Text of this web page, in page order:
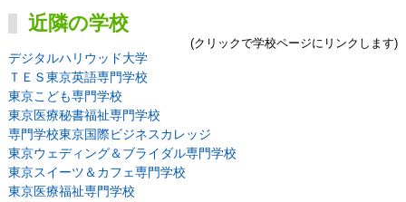
近隣の学校
(クリックで学校ページにリンクします)
デジタルハリウッド大学
ＴＥＳ東京英語専門学校
東京こども専門学校
東京医療秘書福祉専門学校
専門学校東京国際ビジネスカレッジ
東京ウェディング＆ブライダル専門学校
東京スイーツ＆カフェ専門学校
東京医療福祉専門学校